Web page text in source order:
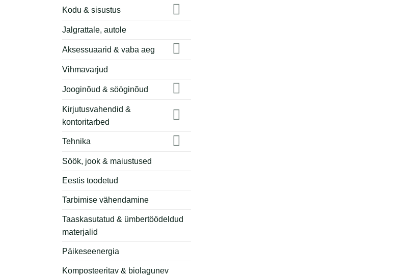
Kodu & sisustus
Jalgrattale, autole
Aksessuaarid & vaba aeg
Vihmavarjud
Jooginõud & sööginõud
Kirjutusvahendid &
kontoritarbed
Tehnika
Söök, jook & maiustused
Eestis toodetud
Tarbimise vähendamine
Taaskasutatud & ümbertöödeldud
materjalid
Päikeseenergia
Komposteeritav & biolagunev